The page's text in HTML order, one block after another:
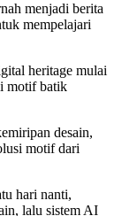
menjadi berita
mempelajari
heritage mulai
motif batik
desain,
motif dari
hari nanti,
lalu sistem AI